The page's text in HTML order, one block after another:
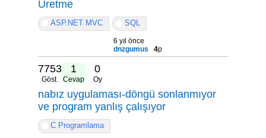
Üretme
ASP.NET MVC SQL
6 yıl önce
dnzgumus
4p
7753
Göst.
1
Cevap
0
Oy
nabız uygulaması-döngü sonlanmıyor
ve program yanlış çalışıyor
C Programlama